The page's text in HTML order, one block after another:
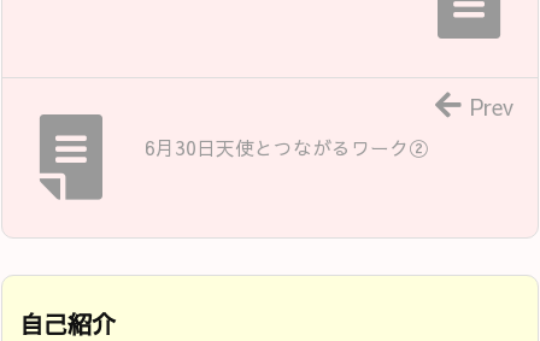
6月30日天使とつながるワーク②
Prev
自己紹介